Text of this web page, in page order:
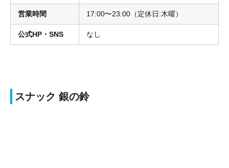
営業時間 17:00〜23:00（定休日:木曜）
公式HP・SNS なし
スナック 銀の鈴